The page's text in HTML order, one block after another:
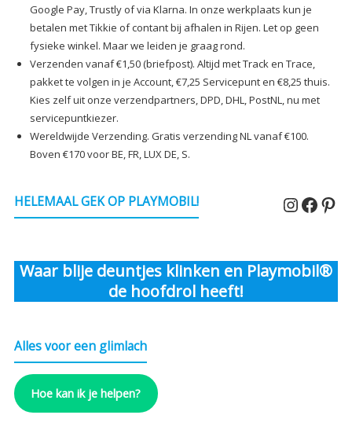
Google Pay, Trustly of via Klarna. In onze werkplaats kun je
betalen met Tikkie of contant bij afhalen in Rijen. Let op geen
fysieke winkel. Maar we leiden je graag rond.
Verzenden vanaf €1,50 (briefpost). Altijd met Track en Trace,
pakket te volgen in je Account, €7,25 Servicepunt en €8,25 thuis.
Kies zelf uit onze verzendpartners, DPD, DHL, PostNL, nu met
servicepuntkiezer.
Wereldwijde Verzending. Gratis verzending NL vanaf €100.
Boven €170 voor BE, FR, LUX DE, S.
HELEMAAL GEK OP PLAYMOBIL!
Waar blije deuntjes klinken en Playmobil®
de hoofdrol heeft!
Alles voor een glimlach
Hoe kan ik je helpen?